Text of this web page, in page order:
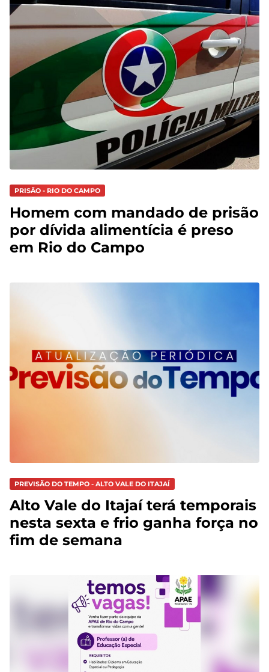
PRISÃO - RIO DO CAMPO
Homem com mandado de prisão
por dívida alimentícia é preso
em Rio do Campo
PREVISÃO DO TEMPO - ALTO VALE DO ITAJAÍ
Alto Vale do Itajaí terá temporais
nesta sexta e frio ganha força no
fim de semana